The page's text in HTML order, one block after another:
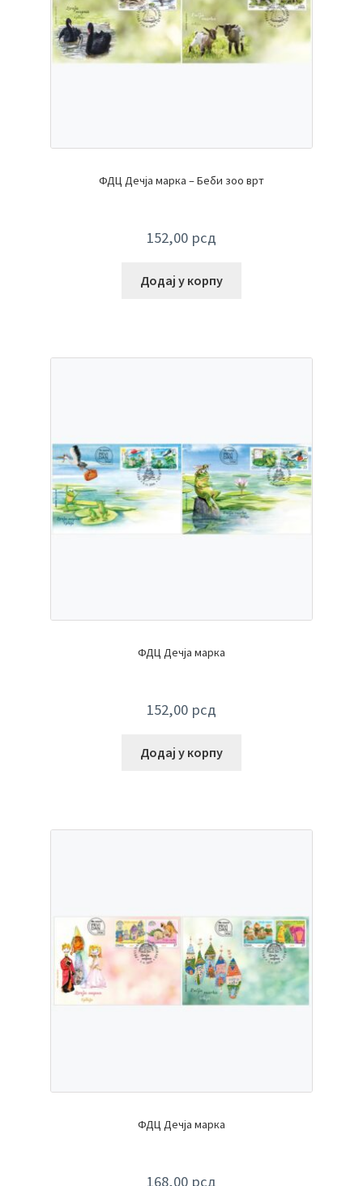
ФДЦ Дечја марка – Беби зоо врт
152,00 рсд
Додај у корпу
ФДЦ Дечја марка
152,00 рсд
Додај у корпу
ФДЦ Дечја марка
168,00 рсд